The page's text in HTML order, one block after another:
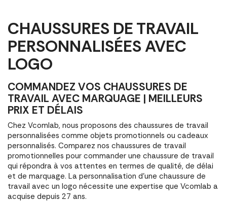
CHAUSSURES DE TRAVAIL
PERSONNALISÉES AVEC
LOGO
COMMANDEZ VOS CHAUSSURES DE
TRAVAIL AVEC MARQUAGE | MEILLEURS
PRIX ET DÉLAIS
Chez Vcomlab, nous proposons des chaussures de travail
personnalisées comme objets promotionnels ou cadeaux
personnalisés. Comparez nos chaussures de travail
promotionnelles pour commander une chaussure de travail
qui répondra à vos attentes en termes de qualité, de délai
et de marquage. La personnalisation d'une chaussure de
travail avec un logo nécessite une expertise que Vcomlab a
acquise depuis 27 ans.